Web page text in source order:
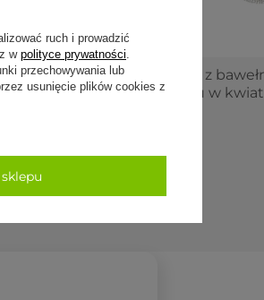
zł -11%
Woreczek na oczy z
pokrowcem - Ecru w
ruch i prowadzić
w polityce prywatności.
przechowywania lub
usunięcie plików cookies z